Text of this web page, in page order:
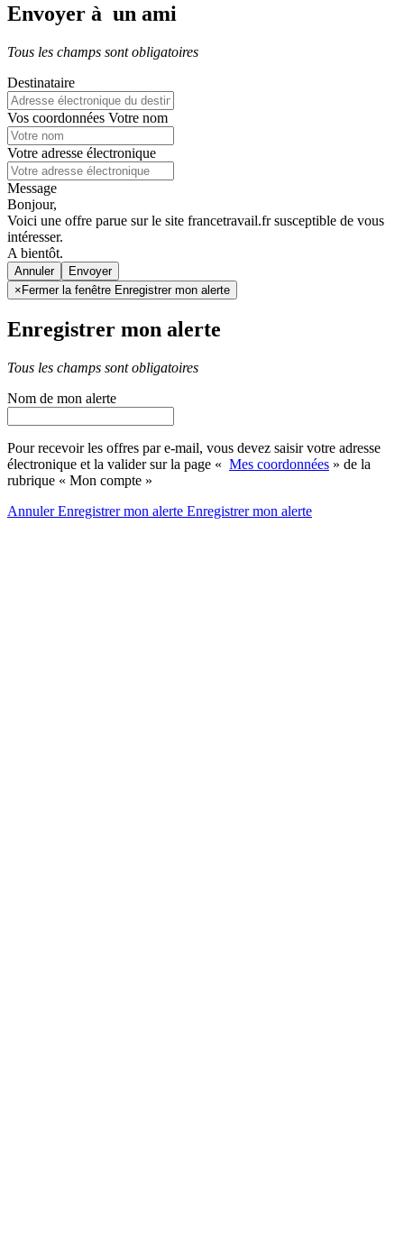
Envoyer à un ami
Tous les champs sont obligatoires
Destinataire
Vos coordonnées Votre nom
Votre adresse électronique
Message
Bonjour,
Voici une offre parue sur le site francetravail.fr susceptible de vous
intéresser.
A bientôt.
Annuler
× Fermer la fenêtre Enregistrer mon alerte
Enregistrer mon alerte
Tous les champs sont obligatoires
Nom de mon alerte
Pour recevoir les offres par e-mail, vous devez saisir votre adresse
électronique et la valider sur la page « Mes coordonnées » de la
rubrique « Mon compte »
AnnulerEnregistrer mon alerte Enregistrermon alerte